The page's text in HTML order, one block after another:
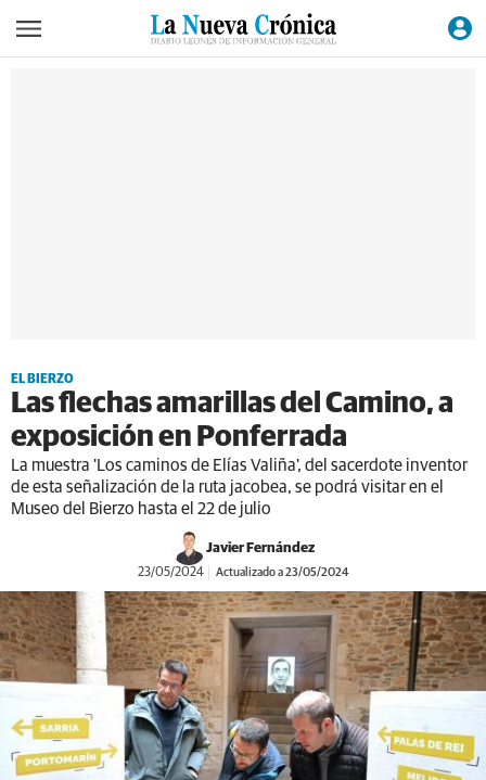
EL BIERZO
Las flechas amarillas del Camino, a
exposición en Ponferrada
La muestra 'Los caminos de Elías Valiña', del sacerdote inventor
de esta señalización de la ruta jacobea, se podrá visitar en el
Museo del Bierzo hasta el 22 de julio
Javier Fernández
23/05/2024 Actualizado a 23/05/2024